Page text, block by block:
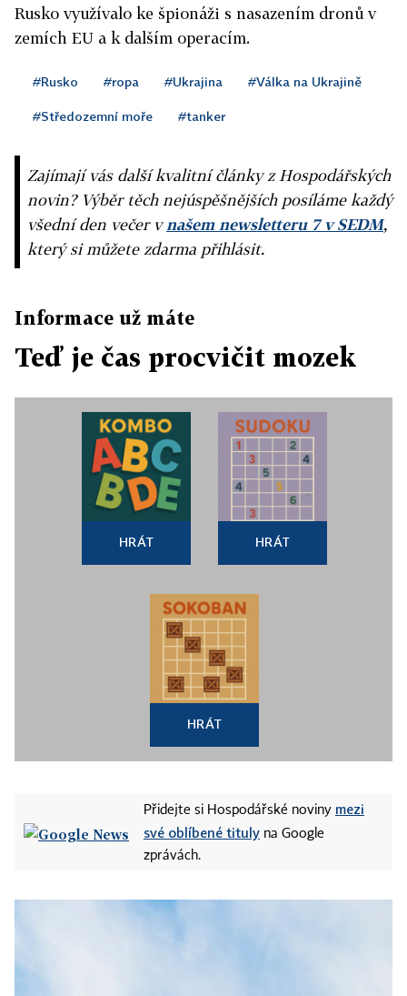
Rusko využívalo ke špionáži s nasazením dronů v
zemích EU a k dalším operacím.
#Rusko #ropa #Ukrajina #Válka na Ukrajině
#Středozemní moře #tanker
Zajímají vás další kvalitní články z Hospodářských
novin? Výběr těch nejúspěšnějších posíláme každý
všední den večer vnašem newsletteru 7 v SEDM,
který si můžete zdarma přihlásit.
Informace už máte
Teď je čas procvičit mozek
HRÁT HRÁT
HRÁT
Přidejte si Hospodářské noviny mezi
své oblíbené tituly na Google
zprávách.